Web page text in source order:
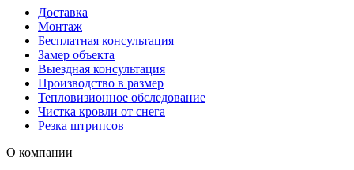
Доставка
Монтаж
Бесплатная консультация
Замер объекта
Выездная консультация
Производство в размер
Тепловизионное обследование
Чистка кровли от снега
Резка штрипсов
О компании